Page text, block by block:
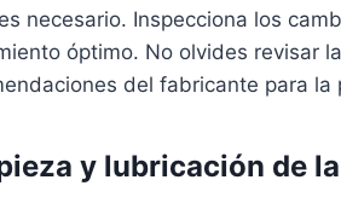
necesario. Inspecciona los
óptimo. No olvides revisar
del fabricante para la
y lubricación de